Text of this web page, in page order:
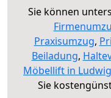
Sie können
Praxisumzug,
Beiladung,
Möbellift in
Sie